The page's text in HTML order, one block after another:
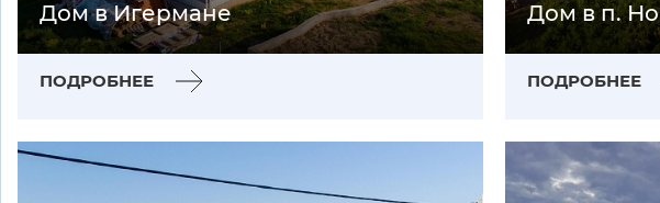
Дом в Игермане
ПОДРОБНЕЕ
Дом в п.
ПОДРОБНЕЕ